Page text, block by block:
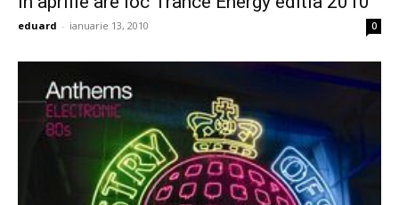
eduard - ianuarie 13, 2010 0